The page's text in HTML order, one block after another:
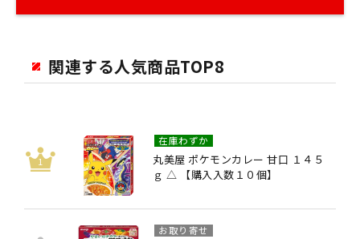
関連する人気商品TOP8
丸美屋 ポケモンカレー 甘口 １４５
ｇ △ 【購入入数１０個】
在庫わずか
お取り寄せ